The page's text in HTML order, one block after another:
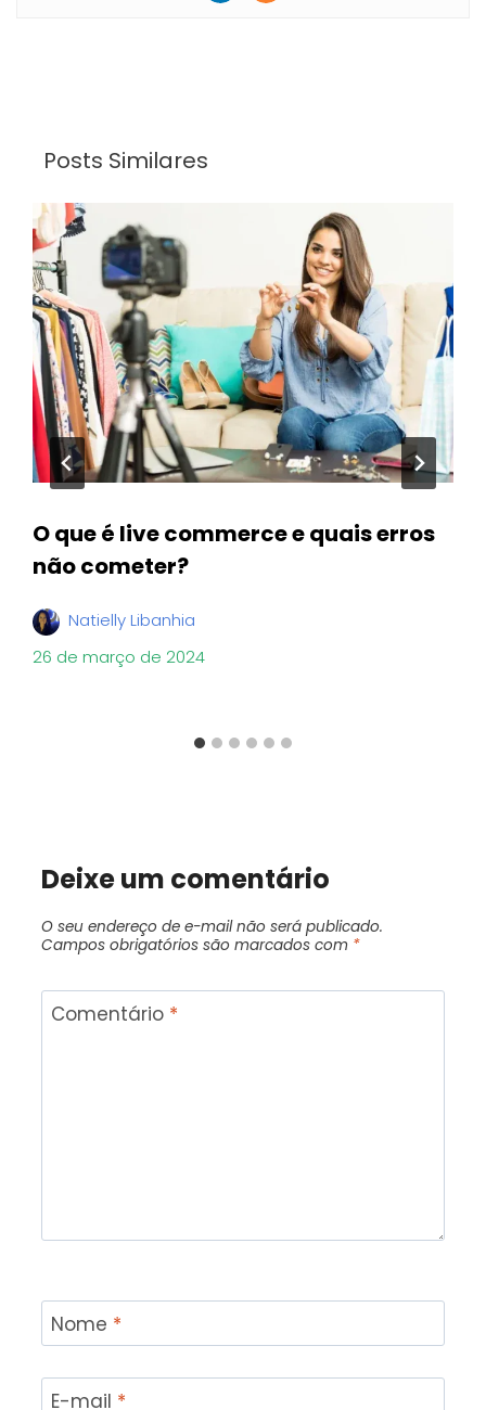
Posts Similares
O que é live commerce e quais erros
não cometer?
Natielly Libanhia
26 de março de 2024
Deixe um comentário
O seu endereço de e-mail não será publicado.
Campos obrigatórios são marcados com *
Comentário *
Nome *
E-mail *